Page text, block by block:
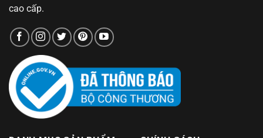
cao cấp.